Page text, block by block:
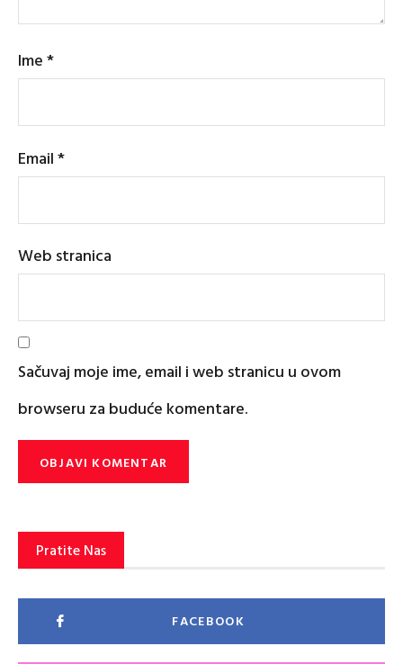
Ime*
Email*
Web stranica
Sačuvaj moje ime, email i web stranicu u ovom
browseru za buduće komentare.
Pratite Nas
FACEBOOK